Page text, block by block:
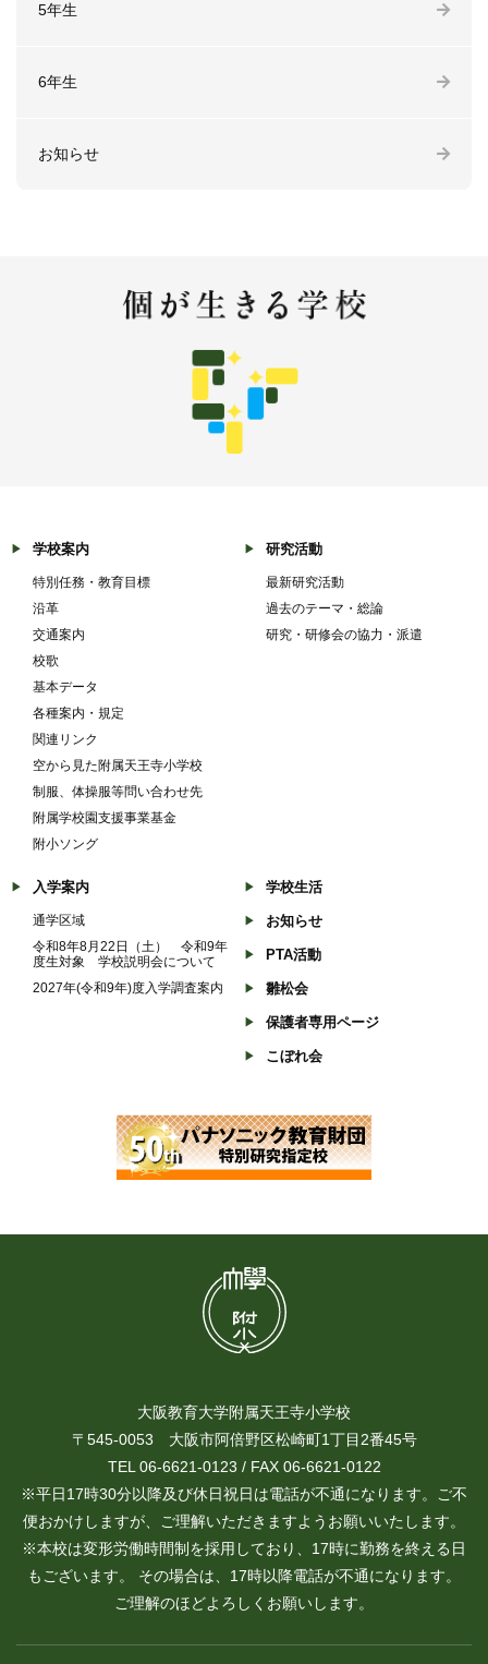
5年生
6年生
お知らせ
学校案内
特別任務・教育目標
沿革
交通案内
校歌
基本データ
各種案内・規定
関連リンク
空から見た附属天王寺小学校
制服、体操服等問い合わせ先
附属学校園支援事業基金
附小ソング
研究活動
最新研究活動
過去のテーマ・総論
研究・研修会の協力・派遣
入学案内
通学区域
令和8年8月22日（土） 令和9年
度生対象 学校説明会について
2027年(令和9年)度入学調査案内
学校生活
お知らせ
PTA活動
雛松会
保護者専用ページ
こぼれ会
大阪教育大学附属天王寺小学校
〒545-0053 大阪市阿倍野区松崎町1丁目2番45号
TEL 06-6621-0123 / FAX 06-6621-0122
※平日17時30分以降及び休日祝日は電話が不通になります。ご不
便おかけしますが、ご理解いただきますようお願いいたします。
※本校は変形労働時間制を採用しており、17時に勤務を終える日
もございます。 その場合は、17時以降電話が不通になります。
ご理解のほどよろしくお願いします。